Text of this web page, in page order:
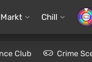
Markt Chill
Club Crime